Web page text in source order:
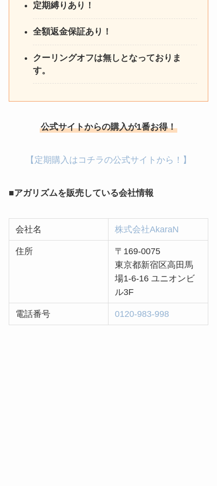
定期縛りあり！
全額返金保証あり！
クーリングオフは無しとなっておりま
す。
公式サイトからの購入が1番お得！
【定期購入はコチラの公式サイトから！】
■アガリズムを販売している会社情報
会社名 株式会社AkaraN
住所
〒169-0075
東京都新宿区高田馬
場1-6-16 ユニオンビ
ル3F
電話番号 0120-983-998